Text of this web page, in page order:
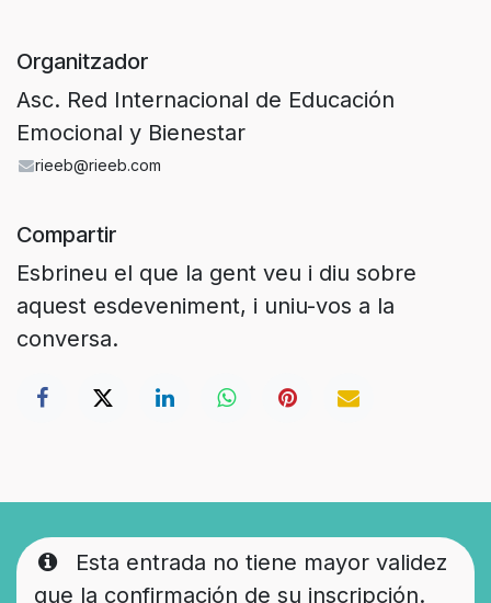
Organitzador
Asc. Red Internacional de Educación
Emocional y Bienestar
rieeb@rieeb.com
Compartir
Esbrineu el que la gent veu i diu sobre
aquest esdeveniment, i uniu-vos a la
conversa.
Esta entrada no tiene mayor validez
que la confirmación de su inscripción.